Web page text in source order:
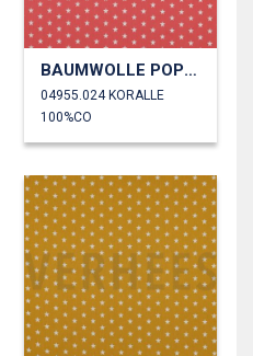
BAUMWOLLE POPELINE KLEINE STERNE
04955.024 KORALLE
100%CO